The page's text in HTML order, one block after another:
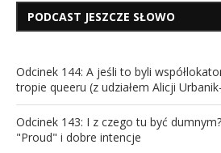
PODCAST JESZCZE SŁOWO
Odcinek 144: A jeśli to byli
tropie queeru (z udziałem Alicji
Odcinek 143: I z czego tu być
"Proud" i dobre intencje